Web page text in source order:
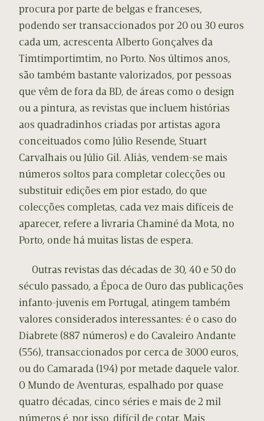
procura por parte de belgas e franceses,
podendo ser transaccionados por 20 ou 30 euros
cada um, acrescenta Alberto Gonçalves da
Timtimportimtim, no Porto. Nos últimos anos,
são também bastante valorizados, por pessoas
que vêm de fora da BD, de áreas como o design
ou a pintura, as revistas que incluem histórias
aos quadradinhos criadas por artistas agora
conceituados como Júlio Resende, Stuart
Carvalhais ou Júlio Gil. Aliás, vendem-se mais
números soltos para completar colecções ou
substituir edições em pior estado, do que
colecções completas, cada vez mais difíceis de
aparecer, refere a livraria Chaminé da Mota, no
Porto, onde há muitas listas de espera.
Outras revistas das décadas de 30, 40 e 50 do
século passado, a Época de Ouro das publicações
infanto-juvenis em Portugal, atingem também
valores considerados interessantes: é o caso do
Diabrete (887 números) e do Cavaleiro Andante
(556), transaccionados por cerca de 3000 euros,
ou do Camarada (194) por metade daquele valor.
O Mundo de Aventuras, espalhado por quase
quatro décadas, cinco séries e mais de 2 mil
números é, por isso, difícil de cotar. Mais